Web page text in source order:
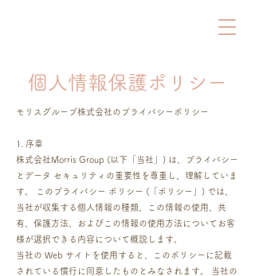
​個人情報保護ポリシー
モリスグループ株式会社のプライバシーポリシー
1. 序章
株式会社Morris Group (以下「当社」) は、プライバシー
とデータ セキュリティの重要性を尊重し、理解していま
す。 このプライバシー ポリシー (「ポリシー」) では、
当社が収集する個人情報の種類、この情報の使用、共
有、保護方法、およびこの情報の使用方法についてお客
様が選択できる内容について概説します。
当社の Web サイトを使用すると、このポリシーに記載
されている慣行に同意したものとみなされます。 当社の